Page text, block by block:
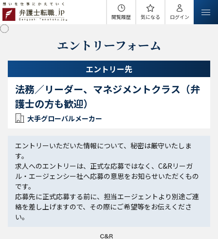
閲覧履歴 気になる ログイン
エントリーフォーム
エントリー先
法務／リーダー、マネジメントクラス（弁
護士の方も歓迎）
大手グローバルメーカー
エントリーいただいた情報について、秘密は厳守いたしま
す。
求人へのエントリーは、正式な応募ではなく、C&Rリーガ
ル・エージェンシー社へ応募の意思をお知らせいただくもの
です。
応募先に正式応募する前に、担当エージェントより別途ご連
絡を差し上げますので、その際にご希望等をお伝えくださ
い。